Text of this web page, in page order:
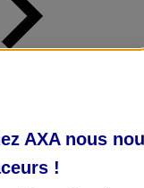
AXA nous
!